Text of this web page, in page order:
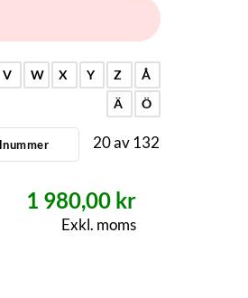
V W X Y Z
Å
Ä
Ö
20av132
1 980,00 kr
Exkl. moms